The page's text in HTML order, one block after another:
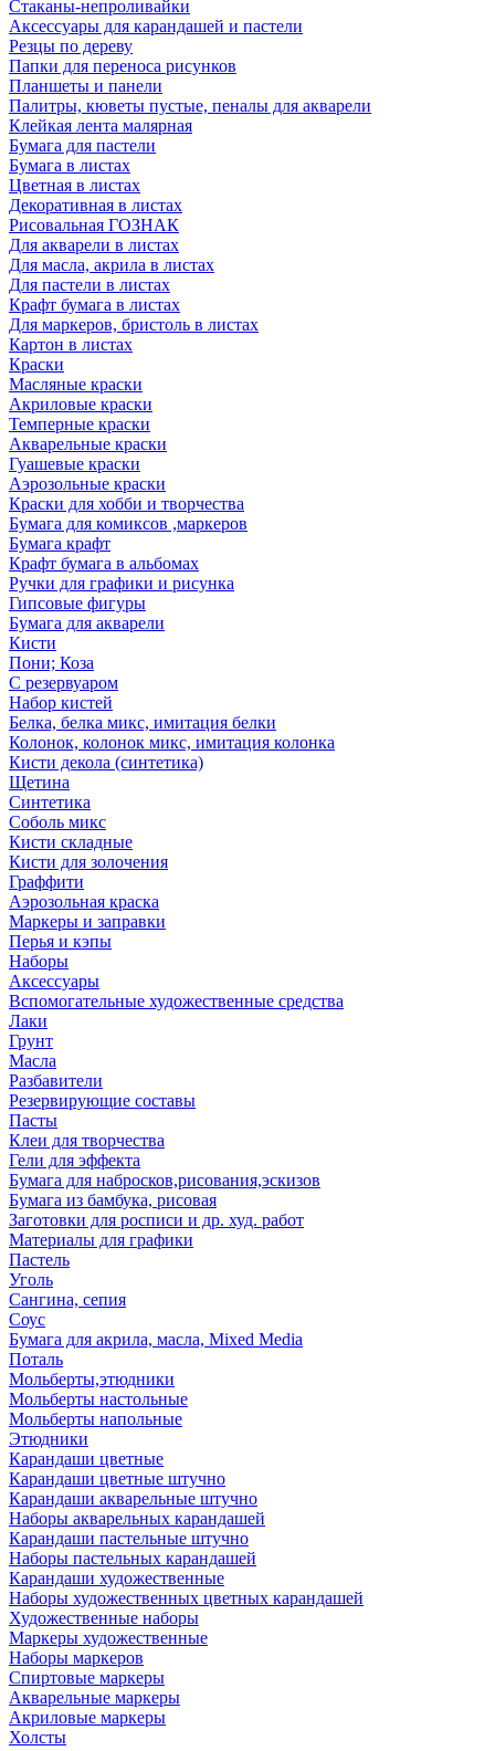
Стаканы-непроливайки
Аксессуары для карандашей и пастели
Резцы по дереву
Папки для переноса рисунков
Планшеты и панели
Палитры, кюветы пустые, пеналы для акварели
Клейкая лента малярная
Бумага для пастели
Бумага в листах
Цветная в листах
Декоративная в листах
Рисовальная ГОЗНАК
Для акварели в листах
Для масла, акрила в листах
Для пастели в листах
Крафт бумага в листах
Для маркеров, бристоль в листах
Картон в листах
Краски
Масляные краски
Акриловые краски
Темперные краски
Акварельные краски
Гуашевые краски
Аэрозольные краски
Краски для хобби и творчества
Бумага для комиксов ,маркеров
Бумага крафт
Крафт бумага в альбомах
Ручки для графики и рисунка
Гипсовые фигуры
Бумага для акварели
Кисти
Пони; Коза
С резервуаром
Набор кистей
Белка, белка микс, имитация белки
Колонок, колонок микс, имитация колонка
Кисти декола (синтетика)
Щетина
Синтетика
Соболь микс
Кисти складные
Кисти для золочения
Граффити
Аэрозольная краска
Маркеры и заправки
Перья и кэпы
Наборы
Аксессуары
Вспомогательные художественные средства
Лаки
Грунт
Масла
Разбавители
Резервирующие составы
Пасты
Клеи для творчества
Гели для эффекта
Бумага для набросков,рисования,эскизов
Бумага из бамбука, рисовая
Заготовки для росписи и др. худ. работ
Материалы для графики
Пастель
Уголь
Сангина, сепия
Соус
Бумага для акрила, масла, Mixed Media
Поталь
Мольберты,этюдники
Мольберты настольные
Мольберты напольные
Этюдники
Карандаши цветные
Карандаши цветные штучно
Карандаши акварельные штучно
Наборы акварельных карандашей
Карандаши пастельные штучно
Наборы пастельных карандашей
Карандаши художественные
Наборы художественных цветных карандашей
Художественные наборы
Маркеры художественные
Наборы маркеров
Спиртовые маркеры
Акварельные маркеры
Акриловые маркеры
Холсты